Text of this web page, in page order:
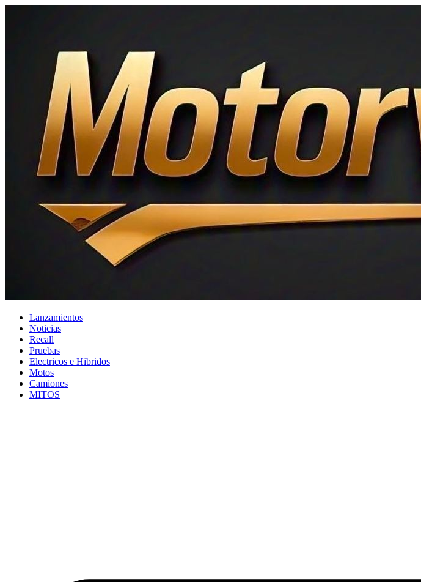
Lanzamientos
Noticias
Recall
Pruebas
Electricos e Hibridos
Motos
Camiones
MITOS